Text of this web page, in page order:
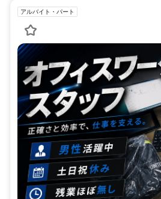
アルバイト・パート